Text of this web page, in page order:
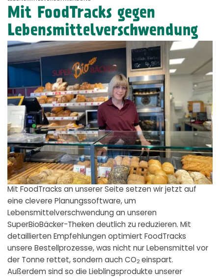
Mit FoodTracks gegen
Lebensmittelverschwendung
Mit FoodTracks an unserer Seite setzen wir jetzt auf
eine clevere Planungssoftware, um
Lebensmittelverschwendung an unseren
SuperBioBäcker-Theken deutlich zu reduzieren. Mit
detaillierten Empfehlungen optimiert FoodTracks
unsere Bestellprozesse, was nicht nur Lebensmittel vor
der Tonne rettet, sondern auch CO2einspart.
Außerdem sind so die Lieblingsprodukte unserer